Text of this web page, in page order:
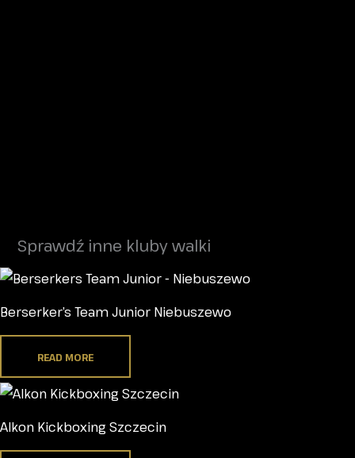
Sprawdź inne kluby walki
Berserker’s Team Junior Niebuszewo
READ MORE
Alkon Kickboxing Szczecin